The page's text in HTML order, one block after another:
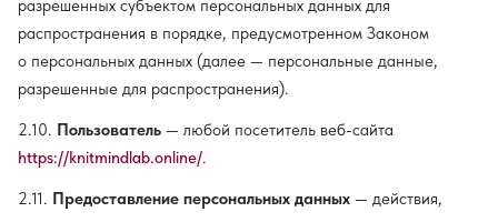
разрешенных субъектом персональных данных для
распространения в порядке, предусмотренном Законом
о персональных данных (далее — персональные данные,
разрешенные для распространения).
2.10. Пользователь — любой посетитель веб-сайта
https://knitmindlab.online/.
2.11. Предоставление персональных данных — действия,